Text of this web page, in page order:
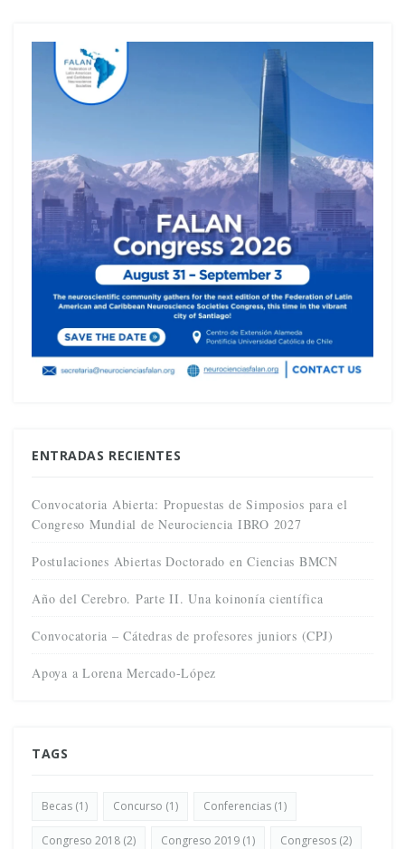
ENTRADAS RECIENTES
Convocatoria Abierta: Propuestas de Simposios para el
Congreso Mundial de Neurociencia IBRO 2027
Postulaciones Abiertas Doctorado en Ciencias BMCN
Año del Cerebro. Parte II. Una koinonía científica
Convocatoria – Cátedras de profesores juniors (CPJ)
Apoya a Lorena Mercado-López
TAGS
Becas (1) Concurso (1) Conferencias (1)
Congreso 2018 (2) Congreso 2019 (1) Congresos (2)